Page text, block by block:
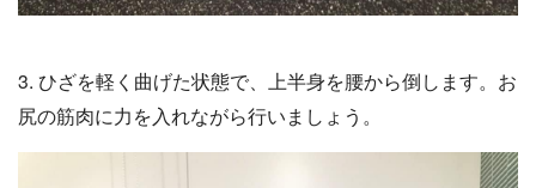
3. ひざを軽く曲げた状態で、上半身を腰から倒します。お
尻の筋肉に力を入れながら行いましょう。